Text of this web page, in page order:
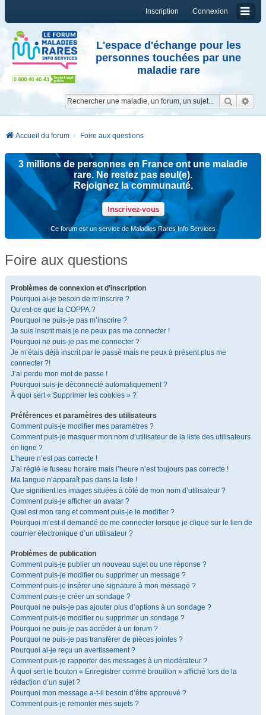
Connexion
Inscription
L'espace d'échange pour les
personnes touchées par une
maladie rare
Accueil du forum Foire aux questions
3 millions de personnes en France ont une maladie
rare. Ne restez pas seul(e).
Rejoignez la communauté.
Inscrivez-vous
Ce forum est un service de Maladies Rares Info Services
Foire aux questions
Problèmes de connexion et d’inscription
Pourquoi ai-je besoin de m’inscrire ?
Qu’est-ce que la COPPA ?
Pourquoi ne puis-je pas m’inscrire ?
Je suis inscrit mais je ne peux pas me connecter !
Pourquoi ne puis-je pas me connecter ?
Je m’étais déjà inscrit par le passé mais ne peux à présent plus me
connecter ?!
J’ai perdu mon mot de passe !
Pourquoi suis-je déconnecté automatiquement ?
À quoi sert « Supprimer les cookies » ?
Préférences et paramètres des utilisateurs
Comment puis-je modifier mes paramètres ?
Comment puis-je masquer mon nom d’utilisateur de la liste des utilisateurs
en ligne ?
L’heure n’est pas correcte !
J’ai réglé le fuseau horaire mais l’heure n’est toujours pas correcte !
Ma langue n’apparaît pas dans la liste !
Que signifient les images situées à côté de mon nom d’utilisateur ?
Comment puis-je afficher un avatar ?
Quel est mon rang et comment puis-je le modifier ?
Pourquoi m’est-il demandé de me connecter lorsque je clique sur le lien de
courrier électronique d’un utilisateur ?
Problèmes de publication
Comment puis-je publier un nouveau sujet ou une réponse ?
Comment puis-je modifier ou supprimer un message ?
Comment puis-je insérer une signature à mon message ?
Comment puis-je créer un sondage ?
Pourquoi ne puis-je pas ajouter plus d’options à un sondage ?
Comment puis-je modifier ou supprimer un sondage ?
Pourquoi ne puis-je pas accéder à un forum ?
Pourquoi ne puis-je pas transférer de pièces jointes ?
Pourquoi ai-je reçu un avertissement ?
Comment puis-je rapporter des messages à un modérateur ?
À quoi sert le bouton « Enregistrer comme brouillon » affiché lors de la
rédaction d’un sujet ?
Pourquoi mon message a-t-il besoin d’être approuvé ?
Comment puis-je remonter mes sujets ?